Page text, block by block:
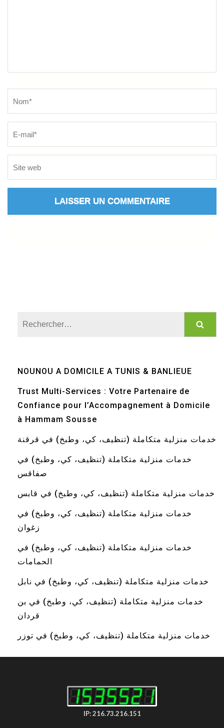
NOUNOU A DOMICILE A TUNIS & BANLIEUE
Trust Multi-Services : Votre Partenaire de
Confiance pour l’Accompagnement à Domicile
à Hammam Sousse
خدمات منزلية متكاملة (تنظيف، كي، وطبخ) في قرقنة
خدمات منزلية متكاملة (تنظيف، كي، وطبخ) في
صفاقس
خدمات منزلية متكاملة (تنظيف، كي، وطبخ) في قابس
خدمات منزلية متكاملة (تنظيف، كي، وطبخ) في
زغوان
خدمات منزلية متكاملة (تنظيف، كي، وطبخ) في
الحمامات
خدمات منزلية متكاملة (تنظيف، كي، وطبخ) في نابل
خدمات منزلية متكاملة (تنظيف، كي، وطبخ) في بن
قردان
خدمات منزلية متكاملة (تنظيف، كي، وطبخ) في توزر
IP: 216.73.216.151